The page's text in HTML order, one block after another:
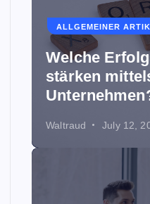
ALLGEMEINER
Welche
stärken
Waltraud July 12,